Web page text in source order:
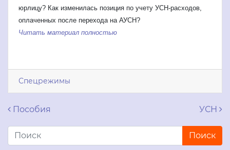
юрлицу? Как изменилась позиция по учету УСН-расходов,
оплаченных после перехода на АУСН?
Читать материал полностью
Спецрежимы
Навигация по записям
Пособия УСН